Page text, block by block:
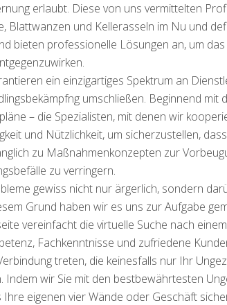
erlaubt. Diese von uns vermittelten
Blattwanzen und Kellerasseln im Nu und
bieten professionelle Lösungen an, um
ein einzigartiges Spektrum an
umschließen. Beginnend mit
– die Spezialisten, mit denen wir
und Nützlichkeit, um sicherzustellen,
zu Maßnahmenkonzepten zur
zu verringern.
gewiss nicht nur ärgerlich, sondern
Grund haben wir es uns zur Aufgabe
vereinfacht die virtuelle Suche nach
Fachkenntnisse und zufriedene
treten, die keinesfalls nur Ihr
wir Sie mit den bestbewährtesten
eigenen vier Wände oder Geschäft